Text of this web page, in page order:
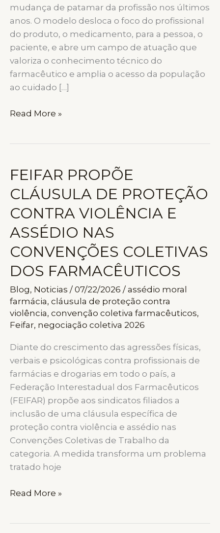
mudança de patamar da profissão nos últimos
anos. O modelo desloca o foco do profissional
do produto, o medicamento, para a pessoa, o
paciente, e abre um campo de atuação que
valoriza o conhecimento técnico do
farmacêutico e amplia o acesso da população
ao cuidado […]
FARMÁCIA
A
NOVA
FRONTEIRA
DE
VALORIZAÇÃO
DA
PROFISSÃO
Read More »
FEIFAR PROPÕE
CLÁUSULA DE PROTEÇÃO
CONTRA VIOLÊNCIA E
ASSÉDIO NAS
CONVENÇÕES COLETIVAS
DOS FARMACÊUTICOS
Blog, Noticias /07/22/2026 /assédio moral
farmácia, cláusula de proteção contra
violência, convenção coletiva farmacêuticos,
Feifar, negociação coletiva 2026
Diante do crescimento das agressões físicas,
verbais e psicológicas contra profissionais de
farmácias e drogarias em todo o país, a
Federação Interestadual dos Farmacêuticos
(FEIFAR) propõe aos sindicatos filiados a
inclusão de uma cláusula específica de
proteção contra violência e assédio nas
Convenções Coletivas de Trabalho da
categoria. A medida transforma um problema
tratado hoje
FEIFAR
Read More »